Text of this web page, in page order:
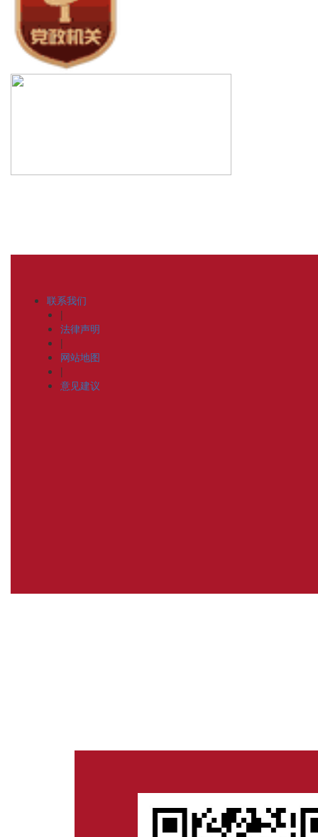
联系我们
|
法律声明
|
网站地图
|
意见建议